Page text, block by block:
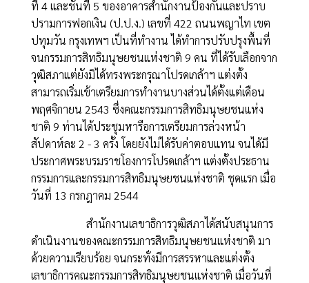
ที่ 4 และชั้นที่ 5 ของอาคารสำนักงานป้องกันและปราบ
ปรามการฟอกเงิน (ป.ป.ง.) เลขที่ 422 ถนนพญาไท เขต
ปทุมวัน กรุงเทพฯ เป็นที่ทำงาน ได้ทำการปรับปรุงพื้นที่
จนกรรมการสิทธิมนุษยชนแห่งชาติ 9 คน ที่ได้รับเลือกจาก
วุฒิสภาแต่ยังมิได้ทรงพระกรุณาโปรดเกล้าฯ แต่งตั้ง
สามารถเริ่มเข้าเตรียมการทำงานบางส่วนได้ตั้งแต่เดือน
พฤศจิกายน 2543 ซึ่งคณะกรรมการสิทธิมนุษยชนแห่ง
ชาติ 9 ท่านได้ประชุมหารือการเตรียมการล่วงหน้า
สัปดาห์ละ 2 - 3 ครั้ง โดยยังไม่ได้รับค่าตอบแทน จนได้มี
ประกาศพระบรมราชโองการโปรดเกล้าฯ แต่งตั้งประธาน
กรรมการและกรรมการสิทธิมนุษยชนแห่งชาติ ชุดแรก เมื่อ
วันที่ 13 กรกฎาคม 2544
สำนักงานเลขาธิการวุฒิสภาได้สนับสนุนการ
ดำเนินงานของคณะกรรมการสิทธิมนุษยชนแห่งชาติ มา
ด้วยความเรียบร้อย จนกระทั่งมีการสรรหาและแต่งตั้ง
เลขาธิการคณะกรรมการสิทธิมนุษยชนแห่งชาติ เมื่อวันที่